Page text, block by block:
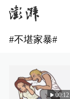
#不堪家暴#
00:12